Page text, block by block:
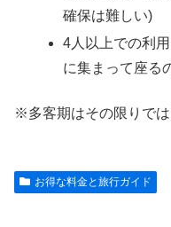
確保は難しい)
4人以上での利
に集まって座る
※多客期はその限りでは
お得な料金と旅行ガイド